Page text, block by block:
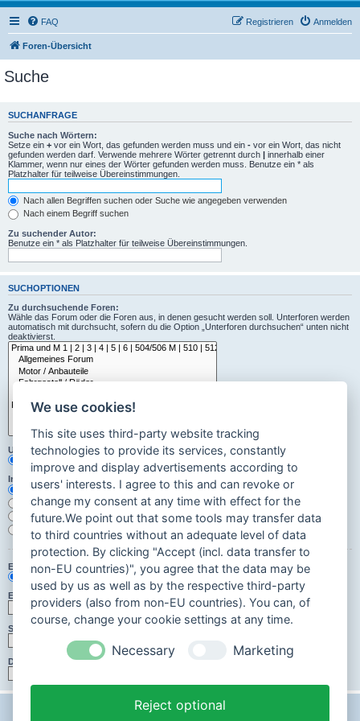
FAQ Anmelden
Registrieren
Foren-Übersicht
Suche
SUCHANFRAGE
Suche nach Wörtern:
Setze ein + vor ein Wort, das gefunden werden muss und ein - vor ein Wort, das nicht
gefunden werden darf. Verwende mehrere Wörter getrennt durch | innerhalb einer
Klammer, wenn nur eines der Wörter gefunden werden muss. Benutze ein * als
Platzhalter für teilweise Übereinstimmungen.
Nach allen Begriffen suchen oder Suche wie angegeben verwenden
Nach einem Begriff suchen
Zu suchender Autor:
Benutze ein * als Platzhalter für teilweise Übereinstimmungen.
SUCHOPTIONEN
Zu durchsuchende Foren:
Wähle das Forum oder die Foren aus, in denen gesucht werden soll. Unterforen werden
automatisch mit durchsucht, sofern du die Option „Unterforen durchsuchen“ unten nicht
deaktivierst.
Unterforen durchsuchen:
Innerhalb suchen:
Betreff und Text der Beiträge
Nur im Text der Beiträge
Nur im Betreff der Themen
Nur im ersten Beitrag der Themen
Ergebnisse anzeigen als:
Beiträge
Themen
Ergebnisse sortieren nach:
Aufsteigend
Absteigend
Suchzeitraum begrenzen:
Die ersten:
We use cookies!
This site uses third-party website tracking
technologies to provide its services, constantly
improve and display advertisements according to
users' interests. I agree to this and can revoke or
change my consent at any time with effect for the
future.We point out that some tools may transfer data
to third countries without an adequate level of data
protection. By clicking "Accept (incl. data transfer to
non-EU countries)", you agree that the data may be
used by us as well as by the respective third-party
providers (also from non-EU countries). You can, of
course, change your cookie settings at any time.
Necessary Marketing
Reject optional